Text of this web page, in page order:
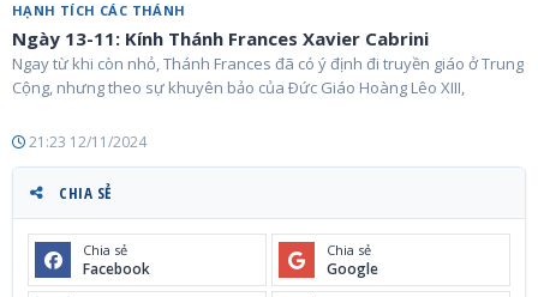
HẠNH TÍCH CÁC THÁNH
Ngày 13-11: Kính Thánh Frances Xavier Cabrini
Ngay từ khi còn nhỏ, Thánh Frances đã có ý định đi truyền giáo ở Trung
Cộng, nhưng theo sự khuyên bảo của Ðức Giáo Hoàng Lêo XIII,
21:23 12/11/2024
CHIA SẺ
Chia sẻ
Facebook
Chia sẻ
Google